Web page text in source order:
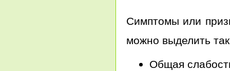
Симптомы или
можно выделить
Общая